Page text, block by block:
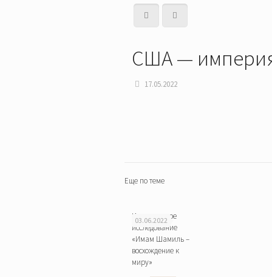
США —
17.05.2022
Еще по теме
03.06.2022
Историческое
исследование
«Имам Шамиль –
восхождение к
миру»